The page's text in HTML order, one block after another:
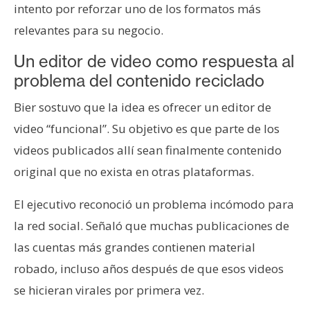
intento por reforzar uno de los formatos más
relevantes para su negocio.
Un editor de video como respuesta al
problema del contenido reciclado
Bier sostuvo que la idea es ofrecer un editor de
video “funcional”. Su objetivo es que parte de los
videos publicados allí sean finalmente contenido
original que no exista en otras plataformas.
El ejecutivo reconoció un problema incómodo para
la red social. Señaló que muchas publicaciones de
las cuentas más grandes contienen material
robado, incluso años después de que esos videos
se hicieran virales por primera vez.